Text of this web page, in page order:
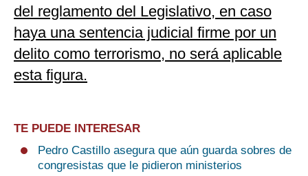
del reglamento del Legislativo, en caso
haya una sentencia judicial firme por un
delito como terrorismo, no será aplicable
esta figura.
TE PUEDE INTERESAR
Pedro Castillo asegura que aún guarda sobres de
congresistas que le pidieron ministerios